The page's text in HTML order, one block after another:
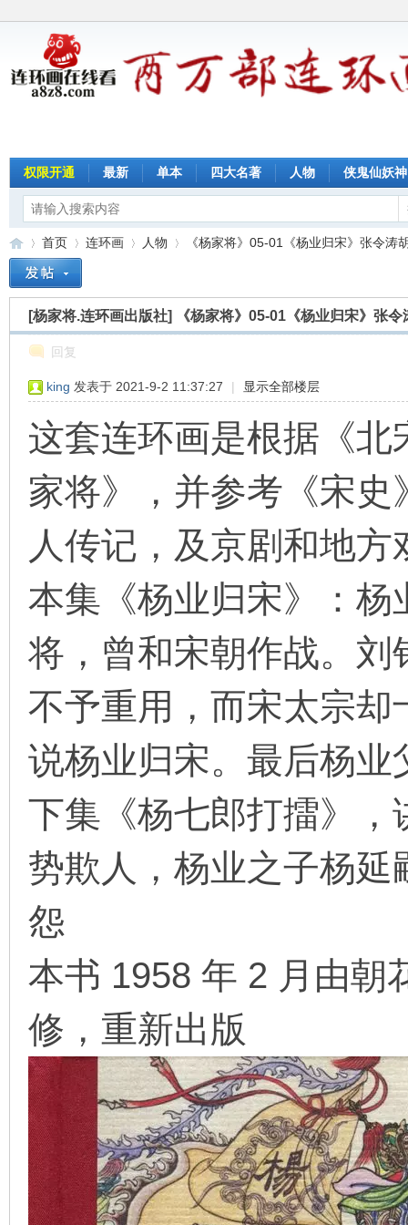
权限开通 最新 单本 四大名著 人物 侠鬼仙妖神
»
首页
›
连环画
›
人物
›
《杨家将》05-01《杨业归宋》张令涛
[杨家将.连环画出版社] 《杨家将》05-01《杨业归宋》张令
回复
king 发表于 2021-9-2 11:37:27 | 显示全部楼层
这套连环画是根据《
家将》，并参考《宋
人传记，及京剧和地
本集《杨业归宋》：
将，曾和宋朝作战。
不予重用，而宋太宗
说杨业归宋。最后杨
下集《杨七郎打擂》
势欺人，杨业之子杨
怨
本书 1958 年 2 月由朝
修，重新出版